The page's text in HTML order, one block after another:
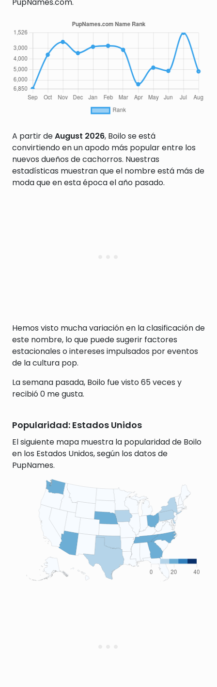
A partir deAugust 2026, Boilo se está
convirtiendo en un apodo más popular entre los
nuevos dueños de cachorros. Nuestras
estadísticas muestran que el nombre está más de
moda que en esta época el año pasado.
Hemos visto mucha variación en la clasificación de
este nombre, lo que puede sugerir factores
estacionales o intereses impulsados por eventos
de la cultura pop.
La semana pasada, Boilo fue visto 65 veces y
recibió 0 me gusta.
Popularidad: Estados Unidos
El siguiente mapa muestra la popularidad de Boilo
en los Estados Unidos, según los datos de
PupNames.